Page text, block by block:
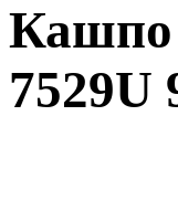
Кашпо
7529U